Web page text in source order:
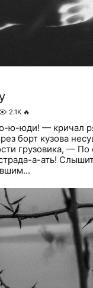
2.1K 🔥
ю-юди! — кричал
борт кузова
грузовика, — По
а-ать!